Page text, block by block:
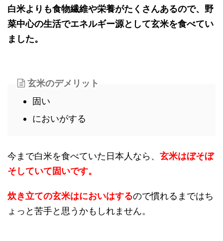
白米よりも食物繊維や栄養がたくさんあるので、野
菜中心の生活でエネルギー源として玄米を食べてい
ました。
玄米のデメリット
固い
においがする
今まで白米を食べていた日本人なら、 玄米はぼそぼ
そしていて固いです。
炊き立ての玄米はにおいはするので慣れるまではち
ょっと苦手と思うかもしれません。